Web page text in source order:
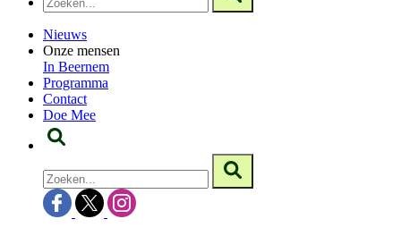
Nieuws
Onze mensen
In Beernem
Programma
Contact
Doe Mee